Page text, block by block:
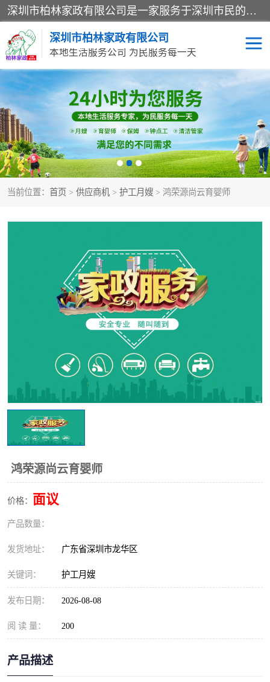
深圳市柏林家政有限公司是一家服务于深圳市民的专业家政公司。致力于为客户提供高质量、多维度的家庭服务，包括养老、母婴、月嫂育婴早教、康复理疗、家电清洗和保洁等方面的专业服务。
深圳市柏林家政有限公司
本地生活服务公司 为民服务每一天
当前位置： 首页 > 供应商机 > 护工月嫂 > 鸿荣源尚云育婴师
鸿荣源尚云育婴师
价格： 面议
产品数量：
发货地址： 广东省深圳市龙华区
关键词： 护工月嫂
发布日期： 2026-08-08
阅 读 量： 200
产品描述
家居保洁 护工月嫂
家庭保姆 家政服务